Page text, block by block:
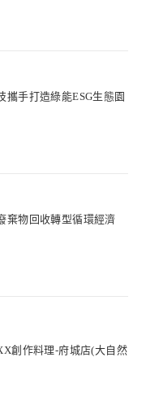
攜手打造綠能ESG生態園
物回收轉型循環經濟
創作料理-府城店(大自然